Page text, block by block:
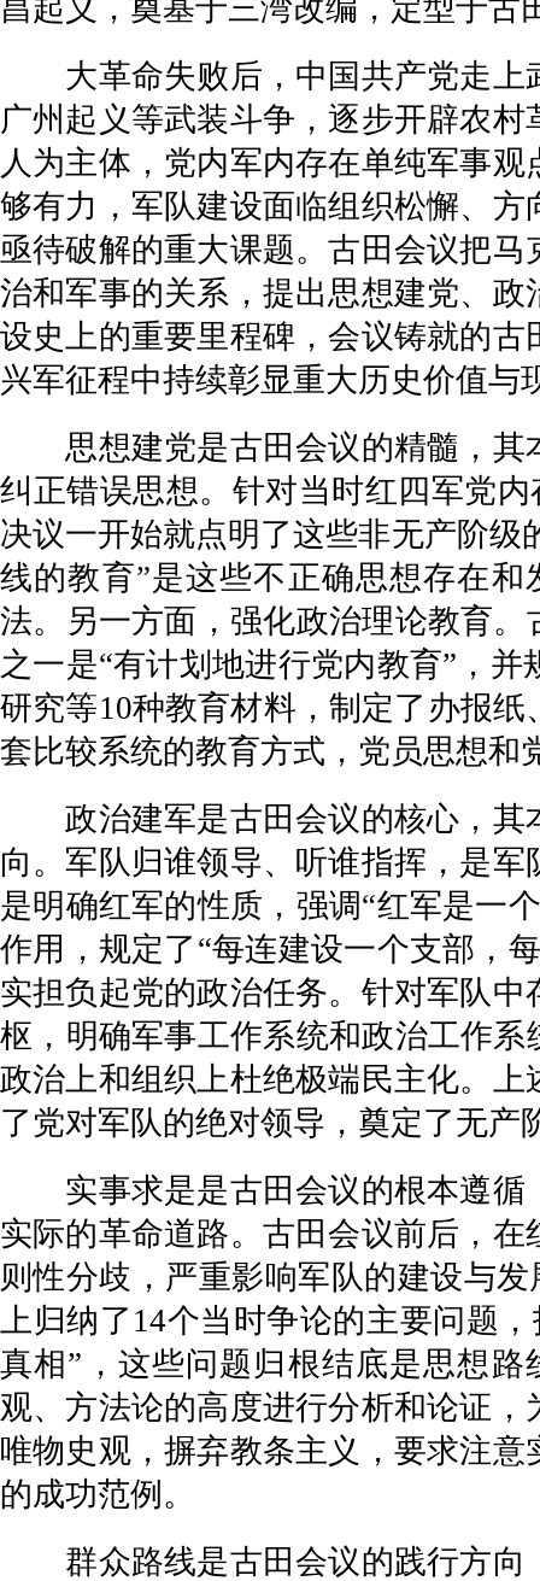
昌起义，奠基于三湾改编，定型于
大革命失败后，中国共产党走上
广州起义等武装斗争，逐步开辟农
人为主体，党内军内存在单纯军事
够有力，军队建设面临组织松懈、
亟待破解的重大课题。古田会议把
治和军事的关系，提出思想建党、
设史上的重要里程碑，会议铸就的
兴军征程中持续彰显重大历史价值与
思想建党是古田会议的精髓，其
纠正错误思想。针对当时红四军党
决议一开始就点明了这些非无产阶级
线的教育”是这些不正确思想存在
法。另一方面，强化政治理论教育
之一是“有计划地进行党内教育”，
研究等10种教育材料，制定了办报
套比较系统的教育方式，党员思想和
政治建军是古田会议的核心，其
向。军队归谁领导、听谁指挥，是
是明确红军的性质，强调“红军是一
作用，规定了“每连建设一个支部，
实担负起党的政治任务。针对军队
枢，明确军事工作系统和政治工作
政治上和组织上杜绝极端民主化。
了党对军队的绝对领导，奠定了无
实事求是是古田会议的根本遵循
实际的革命道路。古田会议前后，
则性分歧，严重影响军队的建设与
上归纳了14个当时争论的主要问题
真相”，这些问题归根结底是思想
观、方法论的高度进行分析和论证
唯物史观，摒弃教条主义，要求注
的成功范例。
群众路线是古田会议的践行方向